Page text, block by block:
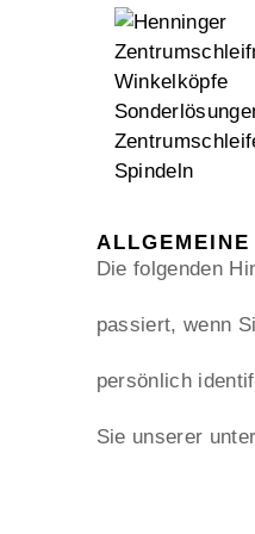
1.
Die folgenden
passiert, wenn
persönlich
Sie unserer